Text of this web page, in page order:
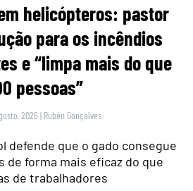
helicópteros: pastor
para os incêndios
e “limpa mais do que
pessoas”
2026 | Rubén Gonçalves
defende que o gado consegue
de forma mais eficaz do que
de trabalhadores